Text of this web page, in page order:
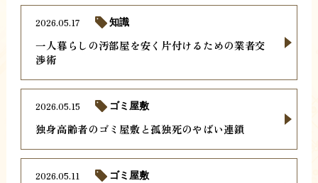
一人暮らしの汚部屋を安く片付けるための業者交
渉術
2026.05.17 知識
独身高齢者のゴミ屋敷と孤独死のやばい連鎖
2026.05.15 ゴミ屋敷
2026.05.11 ゴミ屋敷